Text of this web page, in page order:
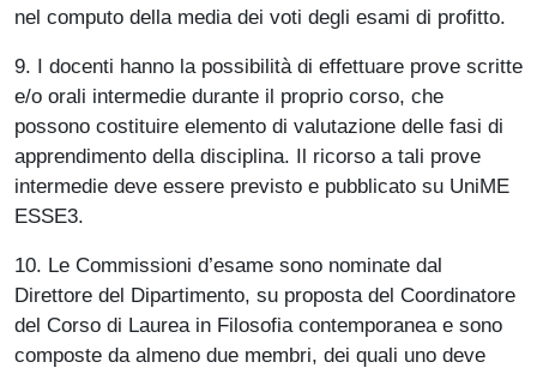
nel computo della media dei voti degli esami di profitto.
9. I docenti hanno la possibilità di effettuare prove scritte
e/o orali intermedie durante il proprio corso, che
possono costituire elemento di valutazione delle fasi di
apprendimento della disciplina. Il ricorso a tali prove
intermedie deve essere previsto e pubblicato su UniME
ESSE3.
10. Le Commissioni d’esame sono nominate dal
Direttore del Dipartimento, su proposta del Coordinatore
del Corso di Laurea in Filosofia contemporanea e sono
composte da almeno due membri, dei quali uno deve